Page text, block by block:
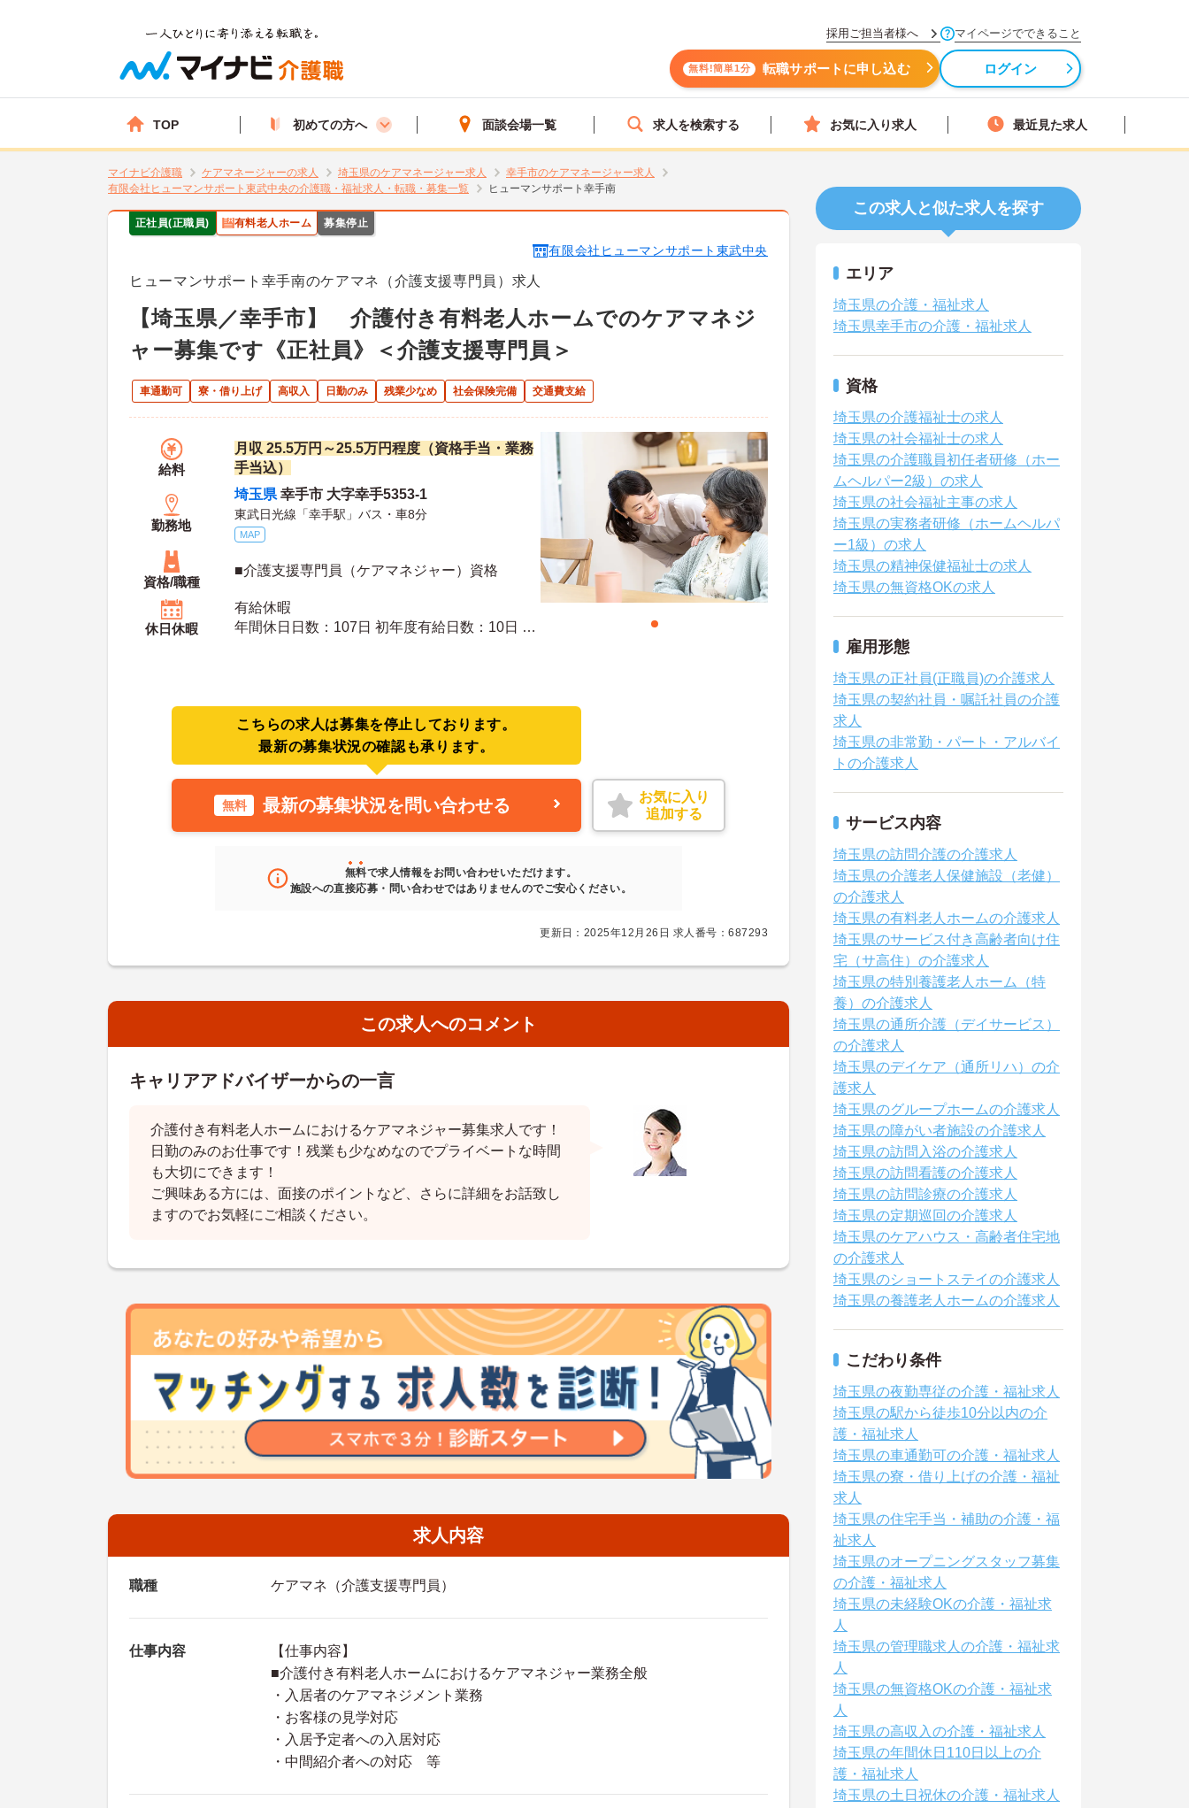
採用ご担当者様へ マイページでできること
無料!簡単1分 転職サポートに申し込む ログイン
TOP 初めての方へ 面談会場一覧 求人を検索する お気に入り求人 最近見た求人
マイナビ介護職 ケアマネージャーの求人 埼玉県のケアマネージャー求人
幸手市のケアマネージャー求人
有限会社ヒューマンサポート東武中央の介護職・福祉求人・転職・募集一覧
ヒューマンサポート幸手南
正社員(正職員) 有料老人ホーム 募集停止
有限会社ヒューマンサポート東武中央
ヒューマンサポート幸手南のケアマネ（介護支援専門員）求人
【埼玉県／幸手市】 介護付き有料老人ホームでのケアマネジ
ャー募集です《正社員》＜介護支援専門員＞
車通勤可 寮・借り上げ 高収入 日勤のみ 残業少なめ 社会保険完備 交通費支給
給料
月収 25.5万円～25.5万円程度（資格手当・業務
手当込）
勤務地
埼玉県 幸手市 大字幸手5353-1
東武日光線「幸手駅」バス・車8分
MAP
資格/職種
■介護支援専門員（ケアマネジャー）資格
休日休暇
有給休暇
年間休日日数：107日 初年度有給日数：10日 最
こちらの求人は募集を停止しております。
最新の募集状況の確認も承ります。
無料 最新の募集状況を問い合わせる
お気に入り
追加する
無料で求人情報をお問い合わせいただけます。
施設への直接応募・問い合わせではありませんのでご安心ください。
更新日：2025年12月26日 求人番号：687293
この求人へのコメント
キャリアアドバイザーからの一言
介護付き有料老人ホームにおけるケアマネジャー募集求人です！
日勤のみのお仕事です！残業も少なめなのでプライベートな時間
も大切にできます！
ご興味ある方には、面接のポイントなど、さらに詳細をお話致し
ますのでお気軽にご相談ください。
求人内容
職種 ケアマネ（介護支援専門員）
仕事内容
【仕事内容】
■介護付き有料老人ホームにおけるケアマネジャー業務全般
・入居者のケアマネジメント業務
・お客様の見学対応
・入居予定者への入居対応
・中間紹介者への対応 等
この求人と似た求人を探す
エリア
埼玉県の介護・福祉求人
埼玉県幸手市の介護・福祉求人
資格
埼玉県の介護福祉士の求人
埼玉県の社会福祉士の求人
埼玉県の介護職員初任者研修（ホー
ムヘルパー2級）の求人
埼玉県の社会福祉主事の求人
埼玉県の実務者研修（ホームヘルパ
ー1級）の求人
埼玉県の精神保健福祉士の求人
埼玉県の無資格OKの求人
雇用形態
埼玉県の正社員(正職員)の介護求人
埼玉県の契約社員・嘱託社員の介護
求人
埼玉県の非常勤・パート・アルバイ
トの介護求人
サービス内容
埼玉県の訪問介護の介護求人
埼玉県の介護老人保健施設（老健）
の介護求人
埼玉県の有料老人ホームの介護求人
埼玉県のサービス付き高齢者向け住
宅（サ高住）の介護求人
埼玉県の特別養護老人ホーム（特
養）の介護求人
埼玉県の通所介護（デイサービス）
の介護求人
埼玉県のデイケア（通所リハ）の介
護求人
埼玉県のグループホームの介護求人
埼玉県の障がい者施設の介護求人
埼玉県の訪問入浴の介護求人
埼玉県の訪問看護の介護求人
埼玉県の訪問診療の介護求人
埼玉県の定期巡回の介護求人
埼玉県のケアハウス・高齢者住宅地
の介護求人
埼玉県のショートステイの介護求人
埼玉県の養護老人ホームの介護求人
こだわり条件
埼玉県の夜勤専従の介護・福祉求人
埼玉県の駅から徒歩10分以内の介
護・福祉求人
埼玉県の車通勤可の介護・福祉求人
埼玉県の寮・借り上げの介護・福祉
求人
埼玉県の住宅手当・補助の介護・福
祉求人
埼玉県のオープニングスタッフ募集
の介護・福祉求人
埼玉県の未経験OKの介護・福祉求
人
埼玉県の管理職求人の介護・福祉求
人
埼玉県の無資格OKの介護・福祉求
人
埼玉県の高収入の介護・福祉求人
埼玉県の年間休日110日以上の介
護・福祉求人
埼玉県の土日祝休の介護・福祉求人